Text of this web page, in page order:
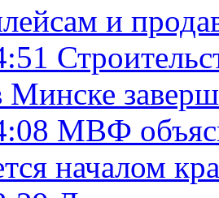
и
Минске
МВФ
началом